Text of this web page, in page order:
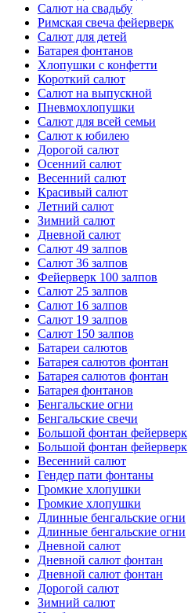
Салют на свадьбу
Римская свеча фейерверк
Салют для детей
Батарея фонтанов
Хлопушки с конфетти
Короткий салют
Салют на выпускной
Пневмохлопушки
Салют для всей семьи
Салют к юбилею
Дорогой салют
Осенний салют
Весенний салют
Красивый салют
Летний салют
Зимний салют
Дневной салют
Салют 49 залпов
Салют 36 залпов
Фейерверк 100 залпов
Салют 25 залпов
Салют 16 залпов
Салют 19 залпов
Салют 150 залпов
Батареи салютов
Батарея салютов фонтан
Батарея салютов фонтан
Батарея фонтанов
Бенгальские огни
Бенгальские свечи
Большой фонтан фейерверк
Большой фонтан фейерверк
Весенний салют
Гендер пати фонтаны
Громкие хлопушки
Громкие хлопушки
Длинные бенгальские огни
Длинные бенгальские огни
Дневной салют
Дневной салют фонтан
Дневной салют фонтан
Дорогой салют
Зимний салют